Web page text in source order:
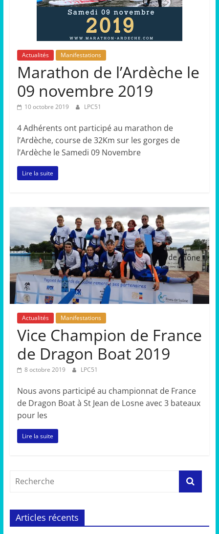
Actualités Manifestations
Marathon de l’Ardèche le
09 novembre 2019
10 octobre 2019 LPC51
4 Adhérents ont participé au marathon de
l’Ardèche, course de 32Km sur les gorges de
l’Ardèche le Samedi 09 Novembre
Lire la suite
Actualités Manifestations
Vice Champion de France
de Dragon Boat 2019
8 octobre 2019 LPC51
Nous avons participé au championnat de France
de Dragon Boat à St Jean de Losne avec 3 bateaux
pour les
Lire la suite
Articles récents